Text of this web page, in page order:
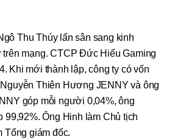
Thu Thúy lấn sân sang kinh
mạng. CTCP Đức Hiếu Gaming
Khi mới thành lập, công ty có vốn
Thiên Hương JENNY và ông
góp mỗi người 0,04%, ông
Ông Hinh làm Chủ tịch
Tổng giám đốc.